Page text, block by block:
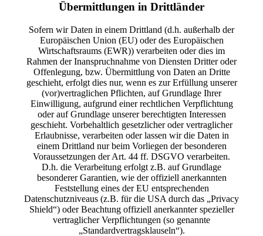
Übermittlungen in Drittländer
Sofern wir Daten in einem Drittland (d.h. außerhalb der
Europäischen Union (EU) oder des Europäischen
Wirtschaftsraums (EWR)) verarbeiten oder dies im
Rahmen der Inanspruchnahme von Diensten Dritter oder
Offenlegung, bzw. Übermittlung von Daten an Dritte
geschieht, erfolgt dies nur, wenn es zur Erfüllung unserer
(vor)vertraglichen Pflichten, auf Grundlage Ihrer
Einwilligung, aufgrund einer rechtlichen Verpflichtung
oder auf Grundlage unserer berechtigten Interessen
geschieht. Vorbehaltlich gesetzlicher oder vertraglicher
Erlaubnisse, verarbeiten oder lassen wir die Daten in
einem Drittland nur beim Vorliegen der besonderen
Voraussetzungen der Art. 44 ff. DSGVO verarbeiten.
D.h. die Verarbeitung erfolgt z.B. auf Grundlage
besonderer Garantien, wie der offiziell anerkannten
Feststellung eines der EU entsprechenden
Datenschutzniveaus (z.B. für die USA durch das „Privacy
Shield“) oder Beachtung offiziell anerkannter spezieller
vertraglicher Verpflichtungen (so genannte
„Standardvertragsklauseln“).